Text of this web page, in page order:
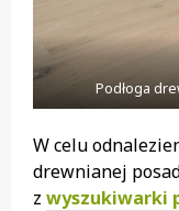
Podłoga
W celu
drewnianej
z wyszukiwarki